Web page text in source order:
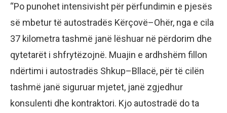
“Po punohet intensivisht për përfundimin e pjesës
së mbetur të autostradës Kërçovë–Ohër, nga e cila
37 kilometra tashmë janë lëshuar në përdorim dhe
qytetarët i shfrytëzojnë. Muajin e ardhshëm fillon
ndërtimi i autostradës Shkup–Bllacë, për të cilën
tashmë janë siguruar mjetet, janë zgjedhur
konsulenti dhe kontraktori. Kjo autostradë do ta